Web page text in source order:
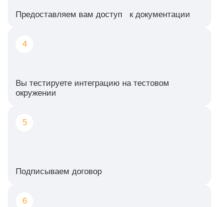
Предоставляем вам доступ к документации
4
Вы тестируете интеграцию на тестовом
окружении
5
Подписываем договор
6